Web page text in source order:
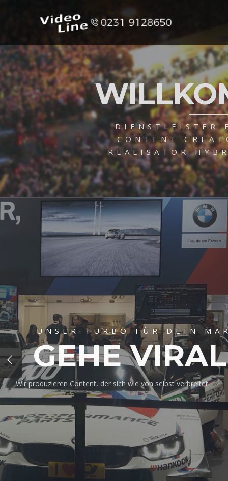
DIENSTLEISTER
CONTENT
REALISATOR
UNSER TURBO FÜR DEIN
GEHE
Wir produzieren Content, der sich wie von selbst
CROSSMEDIA REDAKTION